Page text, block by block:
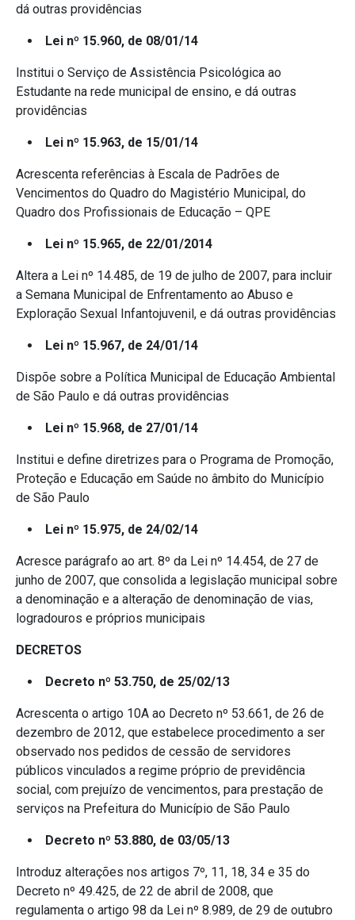
dá outras providências
Lei nº 15.960, de 08/01/14
Institui o Serviço de Assistência Psicológica ao
Estudante na rede municipal de ensino, e dá outras
providências
Lei nº 15.963, de 15/01/14
Acrescenta referências à Escala de Padrões de
Vencimentos do Quadro do Magistério Municipal, do
Quadro dos Profissionais de Educação – QPE
Lei nº 15.965, de 22/01/2014
Altera a Lei nº 14.485, de 19 de julho de 2007, para incluir
a Semana Municipal de Enfrentamento ao Abuso e
Exploração Sexual Infantojuvenil, e dá outras providências
Lei nº 15.967, de 24/01/14
Dispõe sobre a Política Municipal de Educação Ambiental
de São Paulo e dá outras providências
Lei nº 15.968, de 27/01/14
Institui e define diretrizes para o Programa de Promoção,
Proteção e Educação em Saúde no âmbito do Município
de São Paulo
Lei nº 15.975, de 24/02/14
Acresce parágrafo ao art. 8º da Lei nº 14.454, de 27 de
junho de 2007, que consolida a legislação municipal sobre
a denominação e a alteração de denominação de vias,
logradouros e próprios municipais
DECRETOS
Decreto nº 53.750, de 25/02/13
Acrescenta o artigo 10A ao Decreto nº 53.661, de 26 de
dezembro de 2012, que estabelece procedimento a ser
observado nos pedidos de cessão de servidores
públicos vinculados a regime próprio de previdência
social, com prejuízo de vencimentos, para prestação de
serviços na Prefeitura do Município de São Paulo
Decreto nº 53.880, de 03/05/13
Introduz alterações nos artigos 7º, 11, 18, 34 e 35 do
Decreto nº 49.425, de 22 de abril de 2008, que
regulamenta o artigo 98 da Lei nº 8.989, de 29 de outubro